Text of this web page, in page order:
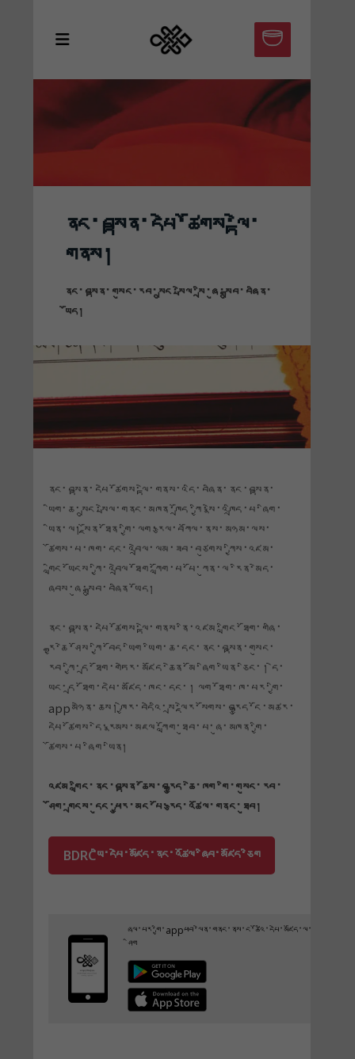
ནང་བསྟན་དཔེ་ཚོགས་ལྟེ་
གནས།
ནང་བསྟན་གསུང་རབ་སྲུང་སྤེལ་སྲི་ཞུ་སྒྲུབ་བཞིན་
ཡོད།
ནང་བསྟན་དཔེ་ཚོགས་ལྟེ་གནས་འདི་བཞིན་ནང་བསྟན་
ཡིག་ཆ་སྲུང་སྤེལ་གནང་མཁན་ཁྲོད་ཀྱི་སྣེ་འཁྲིད་པ་ཞིག་
ཡིན་ལ། སྔོན་ཐོན་གྱི་ལག་རྩལ་བཀོལ་ནས་མཉམ་ལས་
ཚོགས་པ་ཁག་དང་འབྲེལ་ལམ་ཟབ་བཙུགས་ཀྱིས་འཛམ་
གླིང་ཡོངས་ཀྱི་འབྲེལ་ཐོག་ཀློག་པ་པོ་ཀུན་ལ་རིན་མེད་
ཞབས་ཞུ་སྒྲུབ་བཞིན་ཡོད།
ནང་བསྟན་དཔེ་ཚོགས་ལྟེ་གནས་ནི་འཛམ་གླིང་ཐོག་གཞི་
རྒྱ་ཆེ་ཤོས་ཀྱི་བོད་ཡིག་ཡིག་ཆ་དང་ནང་བསྟན་གསུང་
རབ་ཀྱི་དྲ་ཐོག་གཏེར་མཛོད་ཆེན་མོ་ཞིག་ཡིན་ཅིང་། དེ་
ཡང་དྲ་ཐོག་དཔེ་མཛོད་ཁང་དང་། ལག་ཐོག་ཁ་པར་གྱི་
appམཉེན་ཆས། ཁྱེར་བདེའི་སྲ་ལྡེར་སོགས་བརྒྱུད་ངོ་མཚར་
དཔེ་ཚོགས་དེ་རྣམས་མཇལ་ཀློག་ཐུབ་པ་ཞུ་མཁན་གྱི་
ཚོགས་པ་ཞིག་ཡིན།
འཛམ་གླིང་ནང་བསྟན་ཆོས་བརྒྱུད་ཆེ་ཁག་གི་གསུང་རབ་
ཤོག་གྲངས་དུང་ཕྱུར་མང་པོ་རྩད་འཚོལ་གནང་ཐུབ།
BDRCཡི་དཔེ་མཛོད་ནང་འཚོལ་ཞིབ་མཛོད་ཅིག
ཞལ་པར་གྱི་appཕབ་ལེན་གནང་ནས་ང་ཚོའི་དཔེ་མཛོད་ལ་གཟིགས་
ཤིག